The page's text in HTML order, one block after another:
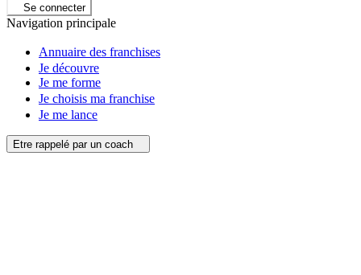
Se connecter
Navigation principale
Annuaire des franchises
Je découvre
Je me forme
Je choisis ma franchise
Je me lance
Etre rappelé par un coach